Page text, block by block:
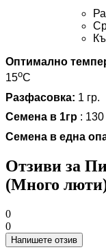
Оптимално
15оС
Разфасовка: 1 гр.
Семена в 1гр : 130
Семена в една
Отзиви за
(Много
0
0
Напишете отзив